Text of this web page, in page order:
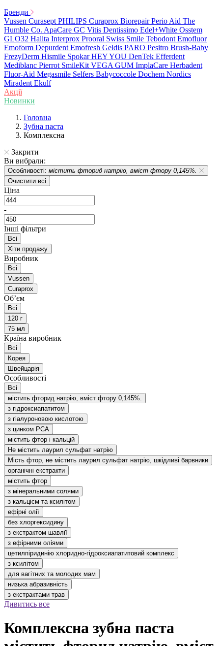
Бренди
Vussen Curasept PHILIPS Curaprox Biorepair Perio Aid The
Humble Co. ApaCare GC Vitis Dentissimo Edel+White Osstem
GLO32 Halita Interprox Prooral Swiss Smile Tebodont Emofluor
Emoform Depurdent Emofresh Geldis PARO Pesitro Brush-Baby
FrezyDerm Hismile Spokar HEY YOU DenTek Efferdent
Mediblanc Pierrot SmileKit VEGA GUM ImplaCare Herbadent
Fluor-Aid Megasmile Selfers Babycoccole Dochem Nordics
Miradent Ekulf
Акції
Новинки
Головна
Зубна паста
Комплексна
Закрити
Ви вибрали:
Особливості: містить фторид натрію, вміст фтору 0,145%.
Очистити всі
Ціна
-
Інші фільтри
Всі
Хіти продажу
Виробник
Всі
Vussen
Curaprox
Обʼєм
Всі
120 г
75 мл
Країна виробник
Всі
Корея
Швейцарія
Особливості
Всі
містить фторид натрію, вміст фтору 0,145%.
з гідроксиапатитом
з гіалуроновою кислотою
з цинком РСА
містить фтор і кальцій
Не містить лаурил сульфат натрію
Мість фтор, не містить лаурил сульфат натрію, шкідливі барвники
органічні екстракти
містить фтор
з мінеральними солями
з кальцієм та ксилітом
ефірні олії
без хлоргексидину
з екстрактом шавлії
з ефірними оліями
цетилпіридинію хлоридно-гідроксиапатитовий комплекс
з ксилітом
для вагітних та молодих мам
низька абразивність
з екстрактами трав
Дивитись все
Комплексна зубна паста